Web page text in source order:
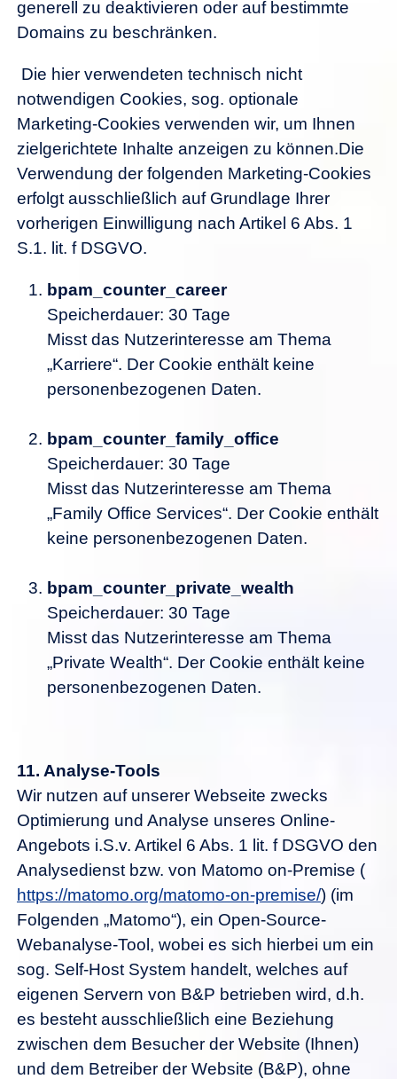
generell zu deaktivieren oder auf bestimmte
Domains zu beschränken.
Die hier verwendeten technisch nicht
notwendigen Cookies, sog. optionale
Marketing-Cookies verwenden wir, um Ihnen
zielgerichtete Inhalte anzeigen zu können.Die
Verwendung der folgenden Marketing-Cookies
erfolgt ausschließlich auf Grundlage Ihrer
vorherigen Einwilligung nach Artikel 6 Abs. 1
S.1. lit. f DSGVO.
bpam_counter_career
Speicherdauer: 30 Tage
Misst das Nutzerinteresse am Thema
„Karriere“. Der Cookie enthält keine
personenbezogenen Daten.
bpam_counter_family_office
Speicherdauer: 30 Tage
Misst das Nutzerinteresse am Thema
„Family Office Services“. Der Cookie enthält
keine personenbezogenen Daten.
bpam_counter_private_wealth
Speicherdauer: 30 Tage
Misst das Nutzerinteresse am Thema
„Private Wealth“. Der Cookie enthält keine
personenbezogenen Daten.
11. Analyse-Tools
Wir nutzen auf unserer Webseite zwecks
Optimierung und Analyse unseres Online-
Angebots i.S.v. Artikel 6 Abs. 1 lit. f DSGVO den
Analysedienst bzw. von Matomo on-Premise (
https://matomo.org/matomo-on-premise/) (im
Folgenden „Matomo“), ein Open-Source-
Webanalyse-Tool, wobei es sich hierbei um ein
sog. Self-Host System handelt, welches auf
eigenen Servern von B&P betrieben wird, d.h.
es besteht ausschließlich eine Beziehung
zwischen dem Besucher der Website (Ihnen)
und dem Betreiber der Website (B&P), ohne